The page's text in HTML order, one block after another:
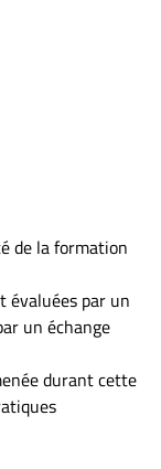
de la formation
évaluées par un
un échange
durant cette